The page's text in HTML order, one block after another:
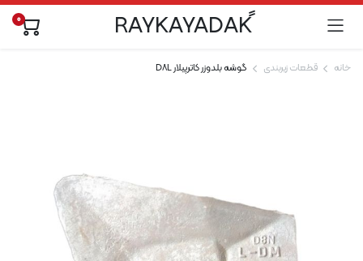
ًRAYKAYADAK 0
خانه قطعات زیربندی گوشه بلدوزر کاترپیلار D8L